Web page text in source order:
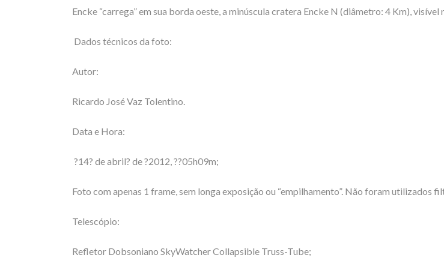
Encke “carrega” em sua borda oeste, a minúscula cratera Encke N (diâmetro: 4 Km), visível
Dados técnicos da foto:
Autor:
Ricardo José Vaz Tolentino.
Data e Hora:
?14? de abril? de ?2012, ??05h09m;
Foto com apenas 1 frame, sem longa exposição ou “empilhamento”. Não foram utilizados
Telescópio:
Refletor Dobsoniano SkyWatcher Collapsible Truss-Tube;